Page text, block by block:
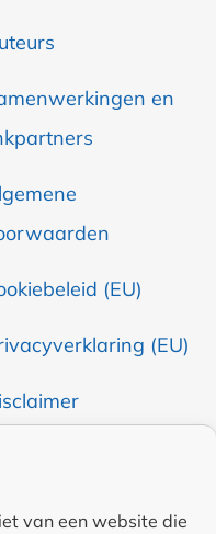
van een website die
en
(EU)
(EU)